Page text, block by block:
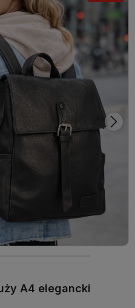
aktualnej oferty lub
dodane produkty do listy
sesji.
A4 elegancki